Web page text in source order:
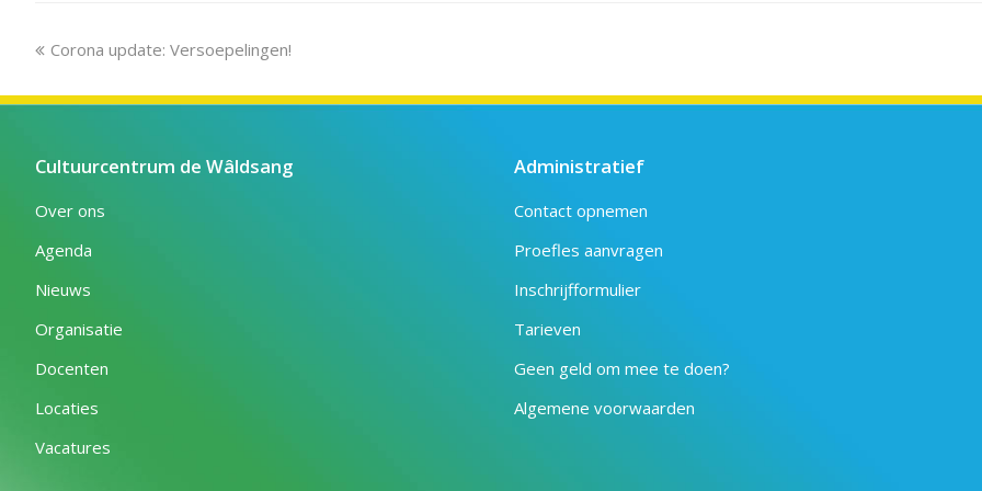
previous
Corona update: Versoepelingen!
Cultuurcentrum de Wâldsang
Over ons
Agenda
Nieuws
Organisatie
Docenten
Locaties
Vacatures
Administratief
Contact opnemen
Proefles aanvragen
Inschrijfformulier
Tarieven
Geen geld om mee te doen?
Algemene voorwaarden